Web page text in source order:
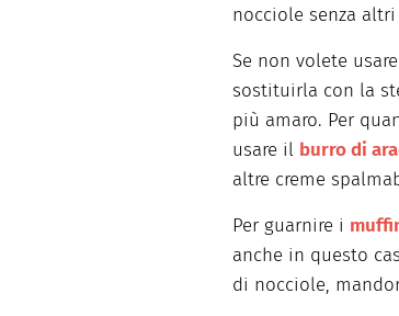
nocciole senza
Se non volete
sostituirla con la
più amaro. Per
usare il burro di
altre creme
Per guarnire i
anche in questo
di nocciole,